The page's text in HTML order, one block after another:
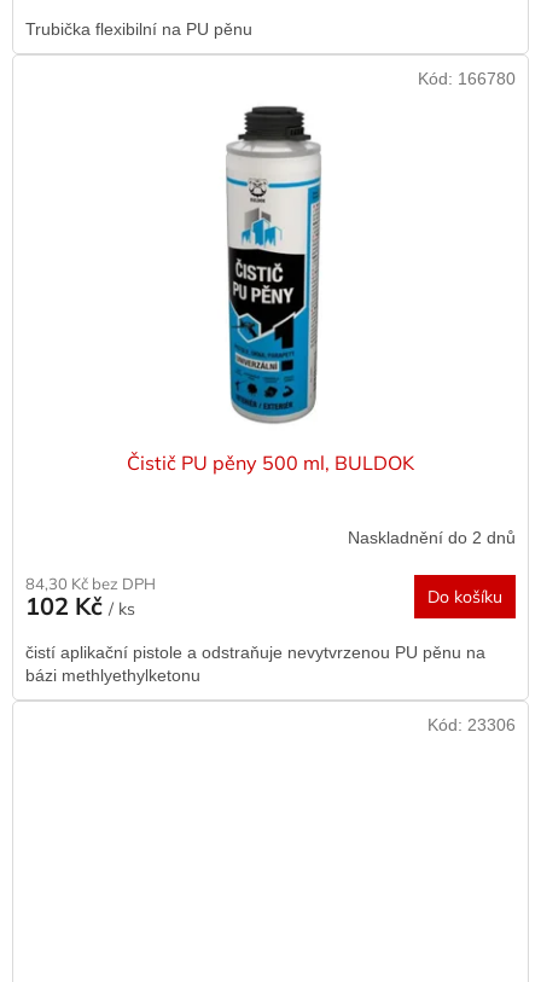
Trubička flexibilní na PU pěnu
Čistič PU pěny 500 ml, BULDOK
Naskladnění do 2 dnů
84,30 Kč bez DPH
102 Kč / ks
Do košíku
čistí aplikační pistole a odstraňuje nevytvrzenou PU pěnu na
bázi methlyethylketonu
Kód: 166780
Kód: 23306